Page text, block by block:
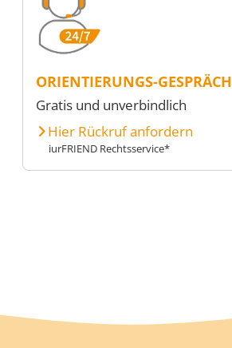
ORIENTIERUNGS-GESPRÄCH
Gratis und unverbindlich
Hier Rückruf anfordern
iurFRIEND Rechtsservice*